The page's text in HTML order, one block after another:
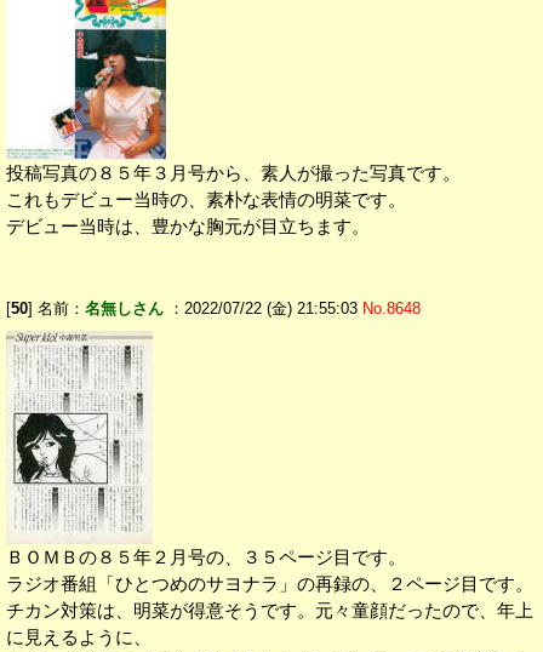
投稿写真の８５年３月号から、素人が撮った写真です。
これもデビュー当時の、素朴な表情の明菜です。
デビュー当時は、豊かな胸元が目立ちます。
[50] 名前： 名無しさん ：2022/07/22 (金) 21:55:03 No.8648
ＢＯＭＢの８５年２月号の、３５ページ目です。
ラジオ番組「ひとつめのサヨナラ」の再録の、２ページ目です。
チカン対策は、明菜が得意そうです。元々童顔だったので、年上
に見えるように、